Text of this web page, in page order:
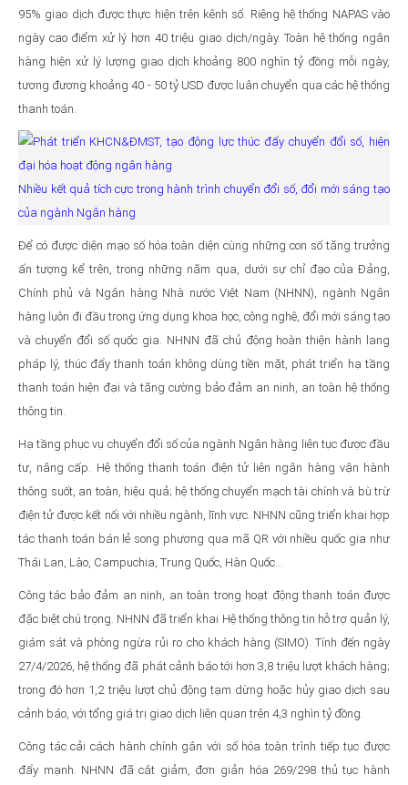
95% giao dịch được thực hiện trên kênh số. Riêng hệ thống NAPAS vào
ngày cao điểm xử lý hơn 40 triệu giao dịch/ngày. Toàn hệ thống ngân
hàng hiện xử lý lượng giao dịch khoảng 800 nghìn tỷ đồng mỗi ngày,
tương đương khoảng 40 - 50 tỷ USD được luân chuyển qua các hệ thống
thanh toán.
Nhiều kết quả tích cực trong hành trình chuyển đổi số, đổi mới sáng tạo
của ngành Ngân hàng
Để có được diện mạo số hóa toàn diện cùng những con số tăng trưởng
ấn tượng kể trên, trong những năm qua, dưới sự chỉ đạo của Đảng,
Chính phủ và Ngân hàng Nhà nước Việt Nam (NHNN), ngành Ngân
hàng luôn đi đầu trong ứng dụng khoa học, công nghệ, đổi mới sáng tạo
và chuyển đổi số quốc gia. NHNN đã chủ động hoàn thiện hành lang
pháp lý, thúc đẩy thanh toán không dùng tiền mặt, phát triển hạ tầng
thanh toán hiện đại và tăng cường bảo đảm an ninh, an toàn hệ thống
thông tin.
Hạ tầng phục vụ chuyển đổi số của ngành Ngân hàng liên tục được đầu
tư, nâng cấp. Hệ thống thanh toán điện tử liên ngân hàng vận hành
thông suốt, an toàn, hiệu quả; hệ thống chuyển mạch tài chính và bù trừ
điện tử được kết nối với nhiều ngành, lĩnh vực. NHNN cũng triển khai hợp
tác thanh toán bán lẻ song phương qua mã QR với nhiều quốc gia như
Thái Lan, Lào, Campuchia, Trung Quốc, Hàn Quốc…
Công tác bảo đảm an ninh, an toàn trong hoạt động thanh toán được
đặc biệt chú trọng. NHNN đã triển khai Hệ thống thông tin hỗ trợ quản lý,
giám sát và phòng ngừa rủi ro cho khách hàng (SIMO). Tính đến ngày
27/4/2026, hệ thống đã phát cảnh báo tới hơn 3,8 triệu lượt khách hàng;
trong đó hơn 1,2 triệu lượt chủ động tạm dừng hoặc hủy giao dịch sau
cảnh báo, với tổng giá trị giao dịch liên quan trên 4,3 nghìn tỷ đồng.
Công tác cải cách hành chính gắn với số hóa toàn trình tiếp tục được
đẩy mạnh. NHNN đã cắt giảm, đơn giản hóa 269/298 thủ tục hành